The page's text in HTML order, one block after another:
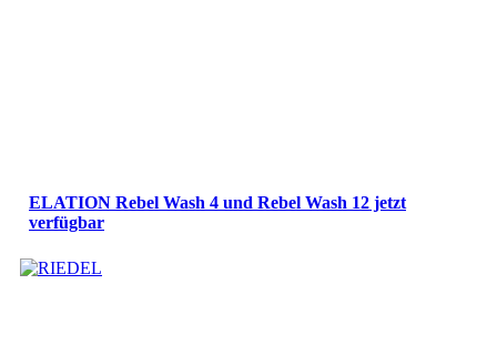
ELATION Rebel Wash 4 und Rebel Wash 12 jetzt
verfügbar